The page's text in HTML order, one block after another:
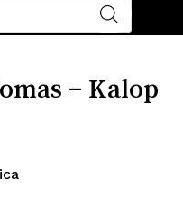
– Kalop